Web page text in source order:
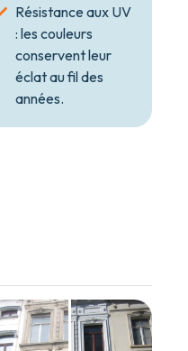
Résistance aux UV
: les couleurs
conservent leur
éclat au fil des
années.